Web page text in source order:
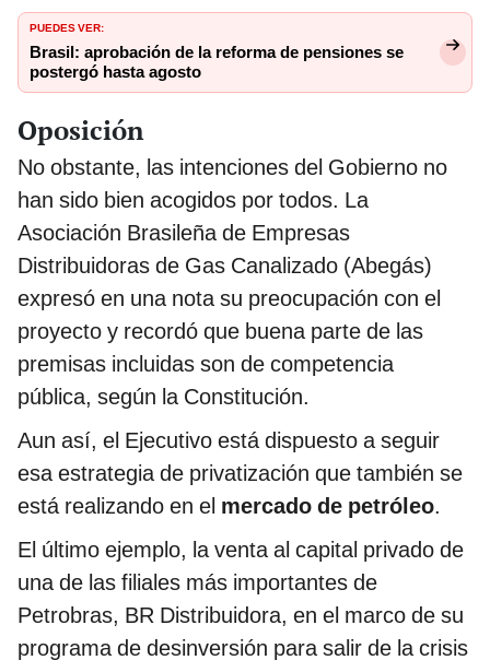
PUEDES VER:
Brasil: aprobación de la reforma de pensiones se
postergó hasta agosto
Oposición
No obstante, las intenciones del Gobierno no
han sido bien acogidos por todos. La
Asociación Brasileña de Empresas
Distribuidoras de Gas Canalizado (Abegás)
expresó en una nota su preocupación con el
proyecto y recordó que buena parte de las
premisas incluidas son de competencia
pública, según la Constitución.
Aun así, el Ejecutivo está dispuesto a seguir
esa estrategia de privatización que también se
está realizando en el mercado de petróleo.
El último ejemplo, la venta al capital privado de
una de las filiales más importantes de
Petrobras, BR Distribuidora, en el marco de su
programa de desinversión para salir de la crisis